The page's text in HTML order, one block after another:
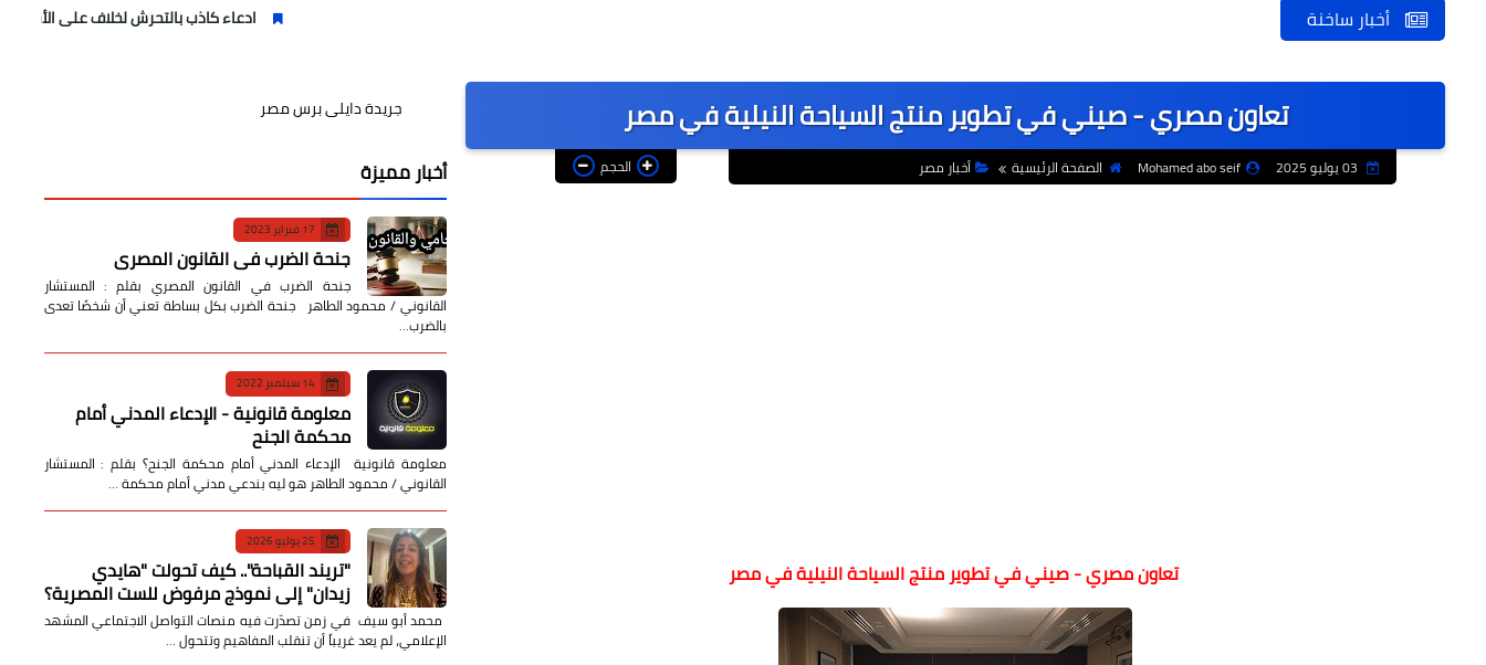
أخبار ساخنة ادعاء كاذب بالتحرش لخلاف على الأجرة وصحفية
تعاون مصري - صيني في تطوير منتج السياحة النيلية في مصر
Mohamed abo seif الصفحة الرئيسية أخبار مصر الحجم
تعاون مصري - صيني في تطوير منتج السياحة النيلية في مصر
جريدة دايلى برس مصر
أخبار مميزة
17 فبراير 2023
جنحة الضرب في القانون المصري
جنحة الضرب في القانون المصري بقلم : المستشار
القانوني / محمود الطاهر جنحة الضرب بكل بساطة تعني أن شخصًا تعدى
بالضرب…
14 سبتمبر 2022
معلومة قانونية - الإدعاء المدني أمام
محكمة الجنح
معلومة قانونية الإدعاء المدني أمام محكمة الجنح؟ بقلم : المستشار
القانوني / محمود الطاهر هو ليه بندعي مدني أمام محكمة …
25 يوليو 2026
​"تريند القباحة".. كيف تحولت "هايدي
زيدان" إلى نموذج مرفوض للست المصرية؟
​ محمد أبو سيف ​في زمن تصدّرت فيه منصات التواصل الاجتماعي المشهد
الإعلامي، لم يعد غريباً أن تنقلب المفاهيم وتتحول …